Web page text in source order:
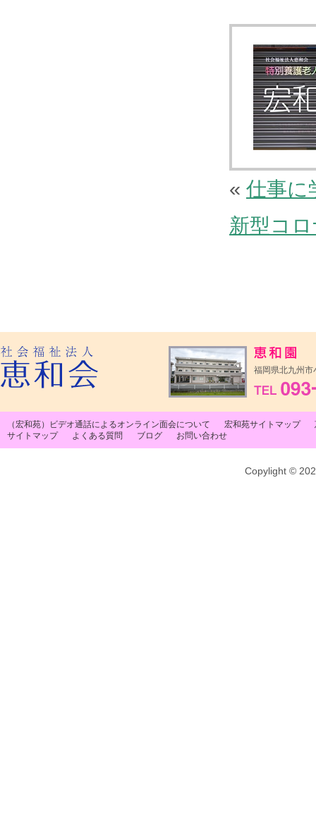
« 仕事に
新型コ
福岡県北九州
（宏和苑）ビデオ通話によるオンライン面会について 宏和苑サイトマップ
サイトマップ
よくある質問 ブログ お問い合わせ
Copylight ©